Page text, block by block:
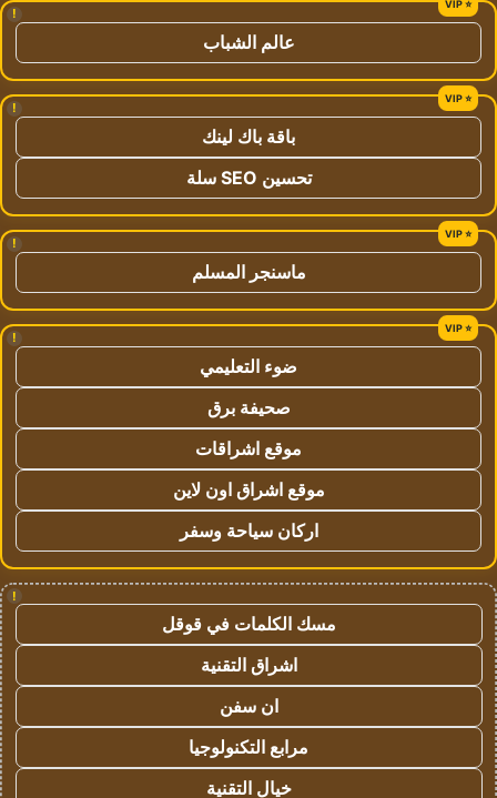
!
عالم الشباب
!
باقة باك لينك
تحسين SEO سلة
!
ماسنجر المسلم
!
ضوء التعليمي
صحيفة برق
موقع اشراقات
موقع اشراق اون لاين
اركان سياحة وسفر
!
مسك الكلمات في قوقل
اشراق التقنية
ان سفن
مرابع التكنولوجيا
خيال التقنية